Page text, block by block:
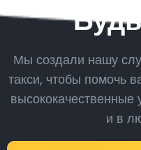
Мы создали нашу
такси, чтобы помочь
высококачественные
и в